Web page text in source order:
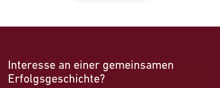
Interesse an einer gemeinsamen
Erfolgsgeschichte?